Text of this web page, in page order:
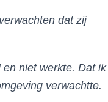
dat zij
niet werkte. Dat ik
verwachtte.